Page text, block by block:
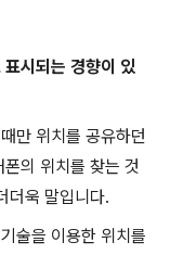
시되는 경향이 있
만 위치를 공유하던
의 위치를 찾는 것
더욱 말입니다.
술을 이용한 위치를